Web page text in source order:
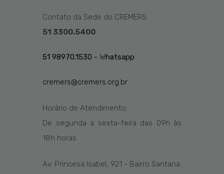
Contato da Sede do CREMERS:
51 3300.5400
51 98970.1530 - Whatsapp
cremers@cremers.org.br
Horário de Atendimento:
De segunda a sexta-feira das 09h às
18h horas
Av. Princesa Isabel, 921 - Bairro Santana